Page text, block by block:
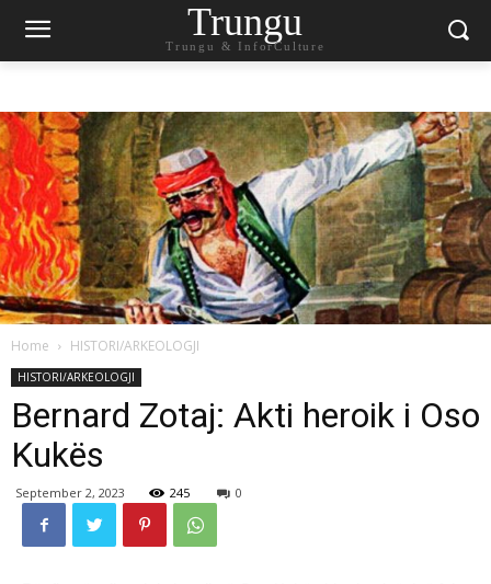
Trungu
Trungu & InforCulture
Home HISTORI/ARKEOLOGJI
HISTORI/ARKEOLOGJI
Bernard Zotaj: Akti heroik i Oso
Kukës
September 2, 2023 245 0